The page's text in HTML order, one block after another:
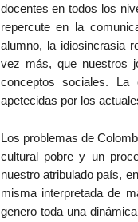
docentes en todos los
repercute en la
alumno, la idiosincrasia
vez más, que nuestros
conceptos sociales.
apetecidas por los
Los problemas de
cultural pobre y un
nuestro atribulado país,
misma interpretada de
genero toda una